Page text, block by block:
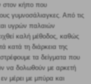
στον κήπο που
γυμνοσάλιαγκες. Από τις
υγρών παλαιών
καλή μέθοδος, καθώς
κατά τη διάρκεια της
τα δείγματα που
να δολωθούν με αρκετή
μέρει με μπύρα και